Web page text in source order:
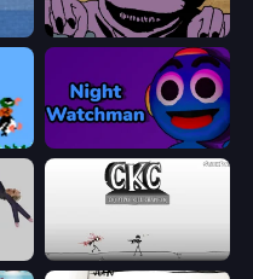
The Owner Is Dead
Creative Kill Chamber